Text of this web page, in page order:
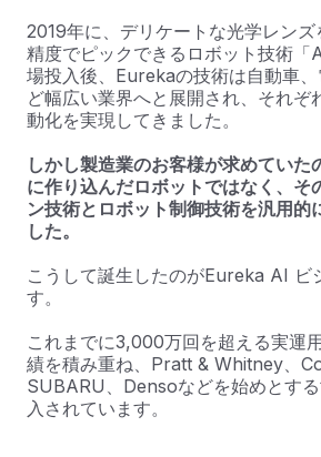
2019年に、デリケートな光学レン
精度でピックできるロボット技術
場投入後、Eurekaの技術は自動車
ど幅広い業界へと展開され、それぞ
動化を実現してきました。
しかし製造業のお客様が求めていた
に作り込んだロボットではなく、そ
ン技術とロボット制御技術を汎用的
した。
こうして誕生したのがEureka AI ビ
す。
これまでに3,000万回を超える実運
績を積み重ね、Pratt & Whitney、
SUBARU、Densoなどを始めとす
入されています。